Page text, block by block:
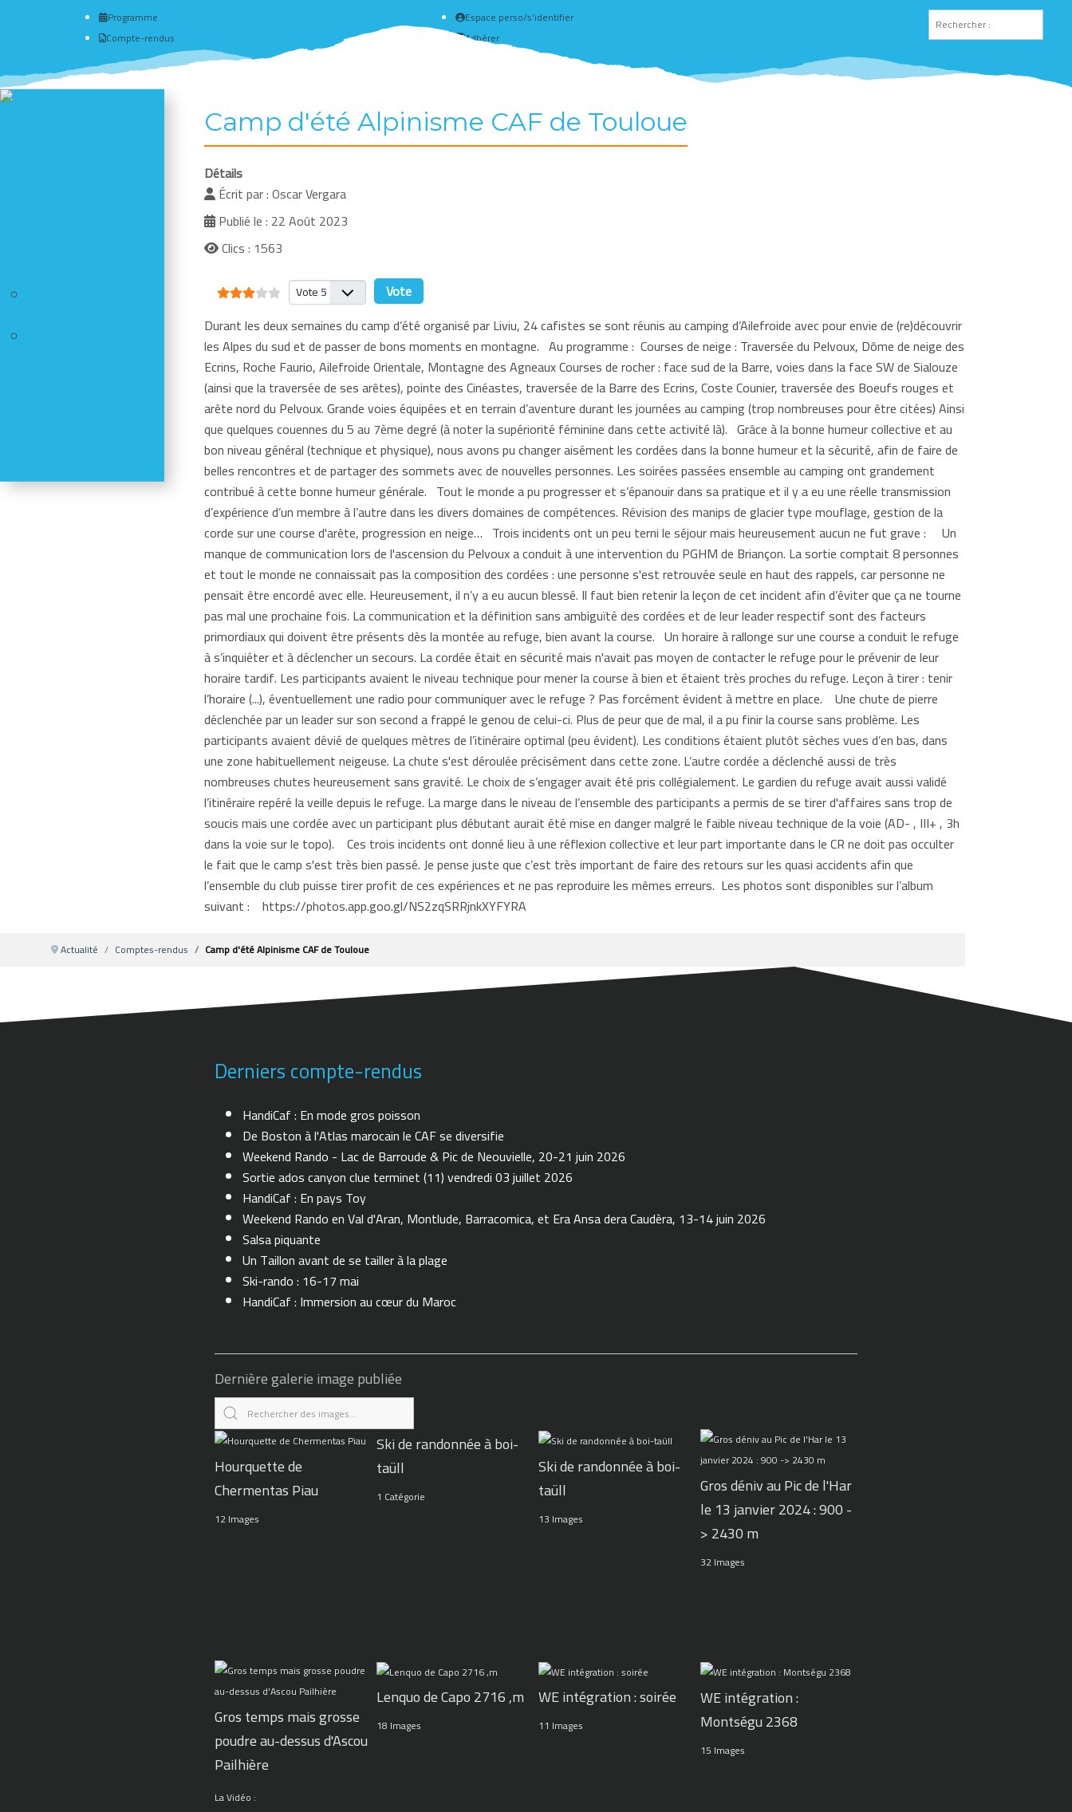
Programme
Compte-rendus
Espace perso/s'identifier
Adhérer
Créer un compte
Camp d'été Alpinisme CAF de Touloue
Détails
Écrit par :Oscar Vergara
Publié le : 22 Août 2023
Clics : 1563
Vote utilisateur:3/5
Veuillez voter
Durant les deux semaines du camp d’été organisé par Liviu, 24 cafistes se sont réunis au camping d’Ailefroide avec pour envie de (re)découvrir
les Alpes du sud et de passer de bons moments en montagne. Au programme : Courses de neige : Traversée du Pelvoux, Dôme de neige des
Ecrins, Roche Faurio, Ailefroide Orientale, Montagne des Agneaux Courses de rocher : face sud de la Barre, voies dans la face SW de Sialouze
(ainsi que la traversée de ses arêtes), pointe des Cinéastes, traversée de la Barre des Ecrins, Coste Counier, traversée des Boeufs rouges et
arête nord du Pelvoux. Grande voies équipées et en terrain d’aventure durant les journées au camping (trop nombreuses pour être citées) Ainsi
que quelques couennes du 5 au 7ème degré (à noter la supériorité féminine dans cette activité là). Grâce à la bonne humeur collective et au
bon niveau général (technique et physique), nous avons pu changer aisément les cordées dans la bonne humeur et la sécurité, afin de faire de
belles rencontres et de partager des sommets avec de nouvelles personnes. Les soirées passées ensemble au camping ont grandement
contribué à cette bonne humeur générale. Tout le monde a pu progresser et s’épanouir dans sa pratique et il y a eu une réelle transmission
d’expérience d’un membre à l’autre dans les divers domaines de compétences. Révision des manips de glacier type mouflage, gestion de la
corde sur une course d'arête, progression en neige… Trois incidents ont un peu terni le séjour mais heureusement aucun ne fut grave : Un
manque de communication lors de l'ascension du Pelvoux a conduit à une intervention du PGHM de Briançon. La sortie comptait 8 personnes
et tout le monde ne connaissait pas la composition des cordées : une personne s'est retrouvée seule en haut des rappels, car personne ne
pensait être encordé avec elle. Heureusement, il n’y a eu aucun blessé. Il faut bien retenir la leçon de cet incident afin d’éviter que ça ne tourne
pas mal une prochaine fois. La communication et la définition sans ambiguïté des cordées et de leur leader respectif sont des facteurs
primordiaux qui doivent être présents dès la montée au refuge, bien avant la course. Un horaire à rallonge sur une course a conduit le refuge
à s’inquiéter et à déclencher un secours. La cordée était en sécurité mais n'avait pas moyen de contacter le refuge pour le prévenir de leur
horaire tardif. Les participants avaient le niveau technique pour mener la course à bien et étaient très proches du refuge. Leçon à tirer : tenir
l’horaire (...), éventuellement une radio pour communiquer avec le refuge ? Pas forcément évident à mettre en place. Une chute de pierre
déclenchée par un leader sur son second a frappé le genou de celui-ci. Plus de peur que de mal, il a pu finir la course sans problème. Les
participants avaient dévié de quelques mètres de l’itinéraire optimal (peu évident). Les conditions étaient plutôt sèches vues d’en bas, dans
une zone habituellement neigeuse. La chute s'est déroulée précisément dans cette zone. L’autre cordée a déclenché aussi de très
nombreuses chutes heureusement sans gravité. Le choix de s’engager avait été pris collégialement. Le gardien du refuge avait aussi validé
l’itinéraire repéré la veille depuis le refuge. La marge dans le niveau de l’ensemble des participants a permis de se tirer d'affaires sans trop de
soucis mais une cordée avec un participant plus débutant aurait été mise en danger malgré le faible niveau technique de la voie (AD- , III+ , 3h
dans la voie sur le topo). Ces trois incidents ont donné lieu à une réflexion collective et leur part importante dans le CR ne doit pas occulter
le fait que le camp s'est très bien passé. Je pense juste que c’est très important de faire des retours sur les quasi accidents afin que
l’ensemble du club puisse tirer profit de ces expériences et ne pas reproduire les mêmes erreurs. Les photos sont disponibles sur l’album
suivant : https://photos.app.goo.gl/NS2zqSRRjnkXYFYRA
Actualité Comptes-rendus Camp d'été Alpinisme CAF de Touloue
Derniers compte-rendus
HandiCaf : En mode gros poisson
De Boston à l'Atlas marocain le CAF se diversifie
Weekend Rando - Lac de Barroude & Pic de Neouvielle, 20-21 juin 2026
Sortie ados canyon clue terminet (11) vendredi 03 juillet 2026
HandiCaf : En pays Toy
Weekend Rando en Val d'Aran, Montlude, Barracomica, et Era Ansa dera Caudèra, 13-14 juin 2026
Salsa piquante
Un Taillon avant de se tailler à la plage
Ski-rando : 16-17 mai
HandiCaf : Immersion au cœur du Maroc
Dernière galerie image publiée
Hourquette de
Chermentas Piau
12 Images
Ski de randonnée à boi-
taüll
1 Catégorie
Ski de randonnée à boi-
taüll
13 Images
Gros déniv au Pic de l'Har
le 13 janvier 2024 : 900 -
> 2430 m
32 Images
Gros temps mais grosse
poudre au-dessus d'Ascou
Pailhière
La Vidéo :
Lenquo de Capo 2716 ,m
18 Images
WE intégration : soirée
11 Images
WE intégration :
Montségu 2368
15 Images